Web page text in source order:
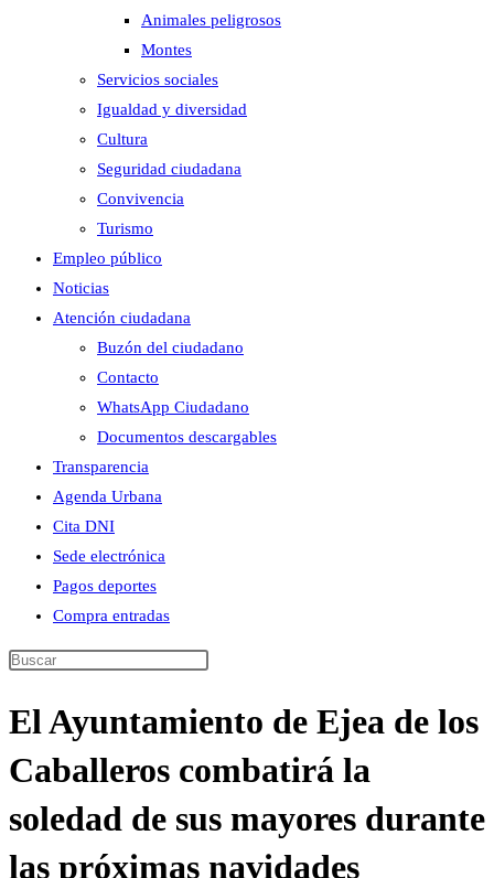
Animales peligrosos
Montes
Servicios sociales
Igualdad y diversidad
Cultura
Seguridad ciudadana
Convivencia
Turismo
Empleo público
Noticias
Atención ciudadana
Buzón del ciudadano
Contacto
WhatsApp Ciudadano
Documentos descargables
Transparencia
Agenda Urbana
Cita DNI
Sede electrónica
Pagos deportes
Compra entradas
Buscar
esta
El Ayuntamiento de Ejea de los
Caballeros combatirá la
soledad de sus mayores durante
las próximas navidades